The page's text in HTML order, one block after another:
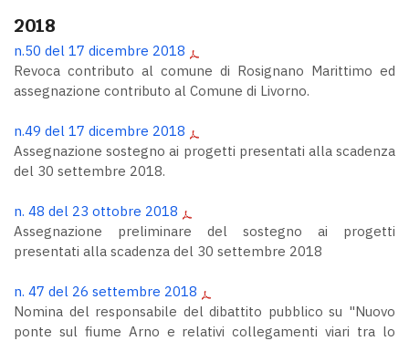
2018
n.50 del 17 dicembre 2018
Revoca contributo al comune di Rosignano Marittimo ed
assegnazione contributo al Comune di Livorno.
n.49 del 17 dicembre 2018
Assegnazione sostegno ai progetti presentati alla scadenza
del 30 settembre 2018.
n. 48 del 23 ottobre 2018
Assegnazione preliminare del sostegno ai progetti
presentati alla scadenza del 30 settembre 2018
n. 47 del 26 settembre 2018
Nomina del responsabile del dibattito pubblico su "Nuovo
ponte sul fiume Arno e relativi collegamenti viari tra lo